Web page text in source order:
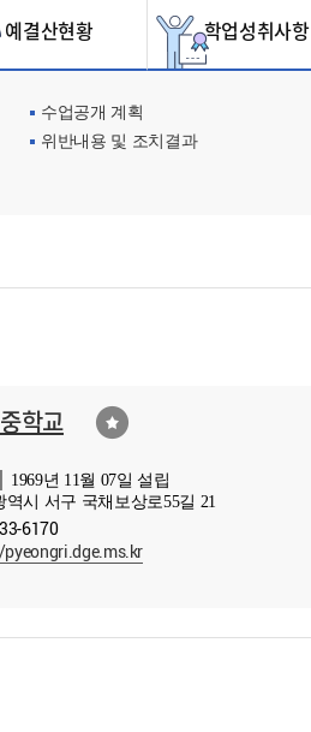
결산현황 학업성취사항
수업공개 계획
위반내용 및 조치결과
학교
1969년 11월 07일 설립
역시 서구 국채보상로55길 21
6170